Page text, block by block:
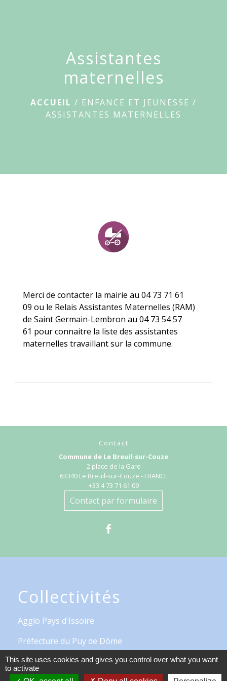
Assistantes
maternelles
ACCUEIL / ENFANCE ET JEUNESSE /
ASSISTANTES MATERNELLES
Merci de contacter la mairie au 04 73 71 61
09 ou le Relais Assistantes Maternelles (RAM)
de Saint Germain-Lembron au 04 73 54 57
61 pour connaitre la liste des assistantes
maternelles travaillant sur la commune.
Contact
Commune de Le Breuil-sur-Couze
2 place de la Gare
63340 Le Breuil-sur-Couze - FRANCE
+33 4 73 71 61 09
Contact par formulaire
Collectivités
Agglo Pays d'Issoire
Préfecture du Puy de Dôme
Département du Puy de Dôme
This site uses cookies and gives you control over what you want
to activate